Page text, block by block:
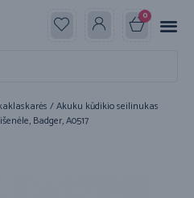
0
/ Akuku kūdikio seilinukas
Badger, A0517